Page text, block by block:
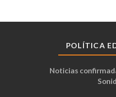
POLÍTICA
Noticias